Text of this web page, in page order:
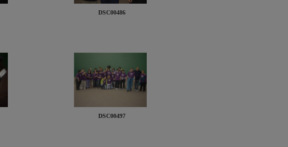
DSC00486
DSC00497